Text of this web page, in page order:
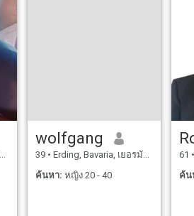
wolfgang
39 • Erding, Bavaria, เยอรมันนี
ค้นหา: หญิง 20 - 40
61 •
ค้น